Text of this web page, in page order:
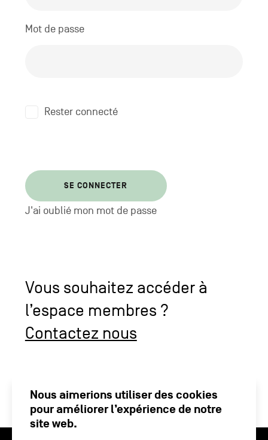
Mot de passe
Rester connecté
SE CONNECTER
J'ai oublié mon mot de passe
Vous souhaitez accéder à
l’espace membres ?
Contactez nous
Nous aimerions utiliser des cookies
pour améliorer l’expérience de notre
site web.